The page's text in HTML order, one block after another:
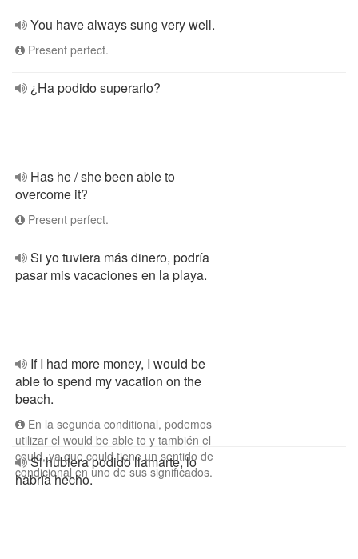
You have always sung very well.
Present perfect.
¿Ha podido superarlo?
Has he / she been able to
overcome it?
Present perfect.
Si yo tuviera más dinero, podría
pasar mis vacaciones en la playa.
If I had more money, I would be
able to spend my vacation on the
beach.
En la segunda conditional, podemos
utilizar el would be able to y también el
could, ya que could tiene un sentido de
condicional en uno de sus significados.
Si hubiera podido llamarte, lo
habría hecho.